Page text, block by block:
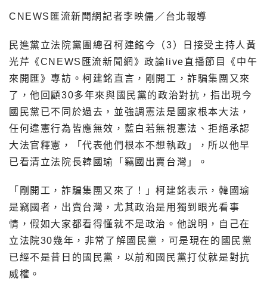
CNEWS匯流新聞網記者李映儒／台北報導
民進黨立法院黨團總召柯建銘今（3）日接受主持人黃
光芹《CNEWS匯流新聞網》政論live直播節目《中午
來開匯》專訪。柯建銘直言，剛開工，詐騙集團又來
了，他回顧30多年來與國民黨的政治對抗，指出現今
國民黨已不同於過去，並強調憲法是國家根本大法，
任何違憲行為皆應無效，藍白若無視憲法、拒絕承認
大法官釋憲，「代表他們根本不想執政」，所以他早
已看清立法院長韓國瑜「竊國出賣台灣」。
「剛開工，詐騙集團又來了！」柯建銘表示，韓國瑜
是竊國者，出賣台灣，尤其政治是用獨到眼光看事
情，假如大家都看得懂就不是政治。他說明，自己在
立法院30幾年，非常了解國民黨，可是現在的國民黨
已經不是昔日的國民黨，以前和國民黨打仗就是對抗
威權。